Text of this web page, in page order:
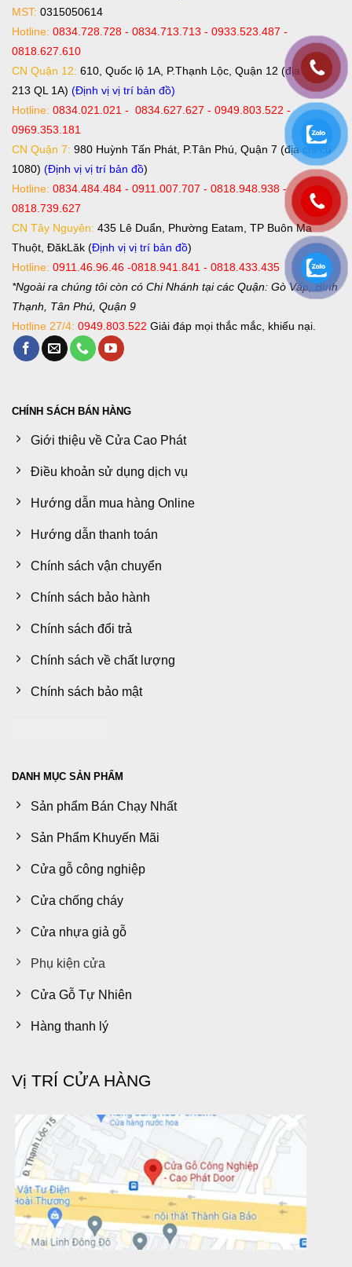
MST: 0315050614
Hotline: 0834.728.728 - 0834.713.713 - 0933.523.487 -
0818.627.610
CN Quận 12: 610, Quốc lộ 1A, P.Thạnh Lộc, Quận 12 (địa chỉ cũ
213 QL 1A) (Định vị vị trí bản đồ)
Hotline: 0834.021.021 - 0834.627.627 - 0949.803.522 -
0969.353.181
CN Quận 7: 980 Huỳnh Tấn Phát, P.Tân Phú, Quận 7 (địa chỉ cũ
1080) (Định vị vị trí bản đồ)
Hotline: 0834.484.484 - 0911.007.707 - 0818.948.938 -
0818.739.627
CN Tây Nguyên: 435 Lê Duẩn, Phường Eatam, TP Buôn Ma
Thuột, ĐăkLăk (Định vị vị trí bản đồ)
Hotline: 0911.46.96.46 -0818.941.841 - 0818.433.435
*Ngoài ra chúng tôi còn có Chi Nhánh tại các Quận: Gò Vấp, Bình
Thạnh, Tân Phú, Quận 9
Hotline 27/4: 0949.803.522 Giải đáp mọi thắc mắc, khiếu nại.
CHÍNH SÁCH BÁN HÀNG
Giới thiệu về Cửa Cao Phát
Điều khoản sử dụng dịch vụ
Hướng dẫn mua hàng Online
Hướng dẫn thanh toán
Chính sách vận chuyển
Chính sách bảo hành
Chính sách đổi trả
Chính sách về chất lượng
Chính sách bảo mật
DANH MỤC SẢN PHẨM
Sản phẩm Bán Chạy Nhất
Sản Phẩm Khuyến Mãi
Cửa gỗ công nghiệp
Cửa chống cháy
Cửa nhựa giả gỗ
Phụ kiện cửa
Cửa Gỗ Tự Nhiên
Hàng thanh lý
Vị TRÍ CỬA HÀNG